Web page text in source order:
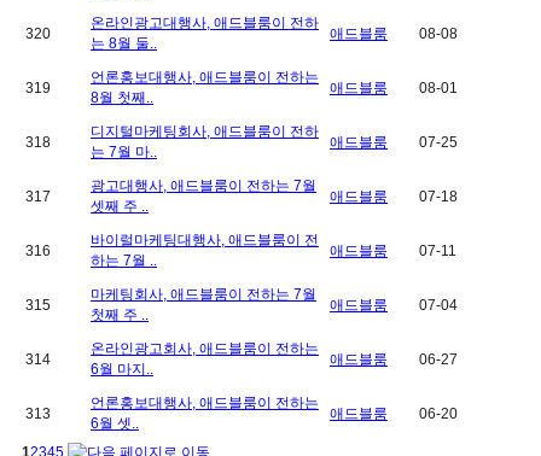
320
온라인광고대행사, 애드블룸이 전하
는 8월 둘..
애드블룸 08-08
319
언론홍보대행사, 애드블룸이 전하는
8월 첫째..
애드블룸 08-01
318
디지털마케팅회사, 애드블룸이 전하
는 7월 마..
애드블룸 07-25
317
광고대행사, 애드블룸이 전하는 7월
셋째 주 ..
애드블룸 07-18
316
바이럴마케팅대행사, 애드블룸이 전
하는 7월 ..
애드블룸 07-11
315
마케팅회사, 애드블룸이 전하는 7월
첫째 주 ..
애드블룸 07-04
314
온라인광고회사, 애드블룸이 전하는
6월 마지..
애드블룸 06-27
313
언론홍보대행사, 애드블룸이 전하는
6월 셋..
애드블룸 06-20
12345